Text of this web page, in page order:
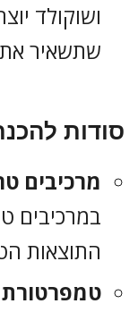
ושוקולד
שתשאיר
סודות
מרכיבים
במרכיבים
התוצאות